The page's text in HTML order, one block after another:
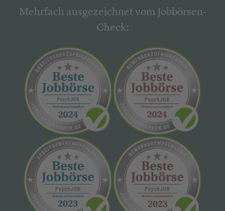
Mehrfach ausgezeichnet vom Jobbörsen-
Check: